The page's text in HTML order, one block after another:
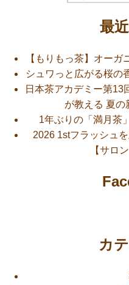
最
【もりもっ茶】オー
シュワっと広がる桜の
日本茶アカデミー第13
が教える 夏の
1年ぶりの「満月茶
2026 1stフラッシュ
【サロ
カ